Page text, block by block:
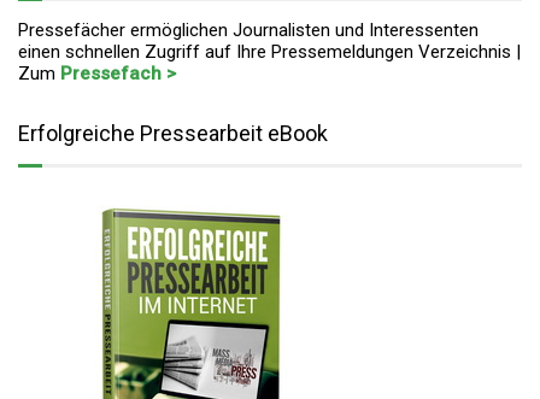
Pressefächer ermöglichen Journalisten und Interessenten
einen schnellen Zugriff auf Ihre Pressemeldungen Verzeichnis |
Zum Pressefach >
Erfolgreiche Pressearbeit eBook